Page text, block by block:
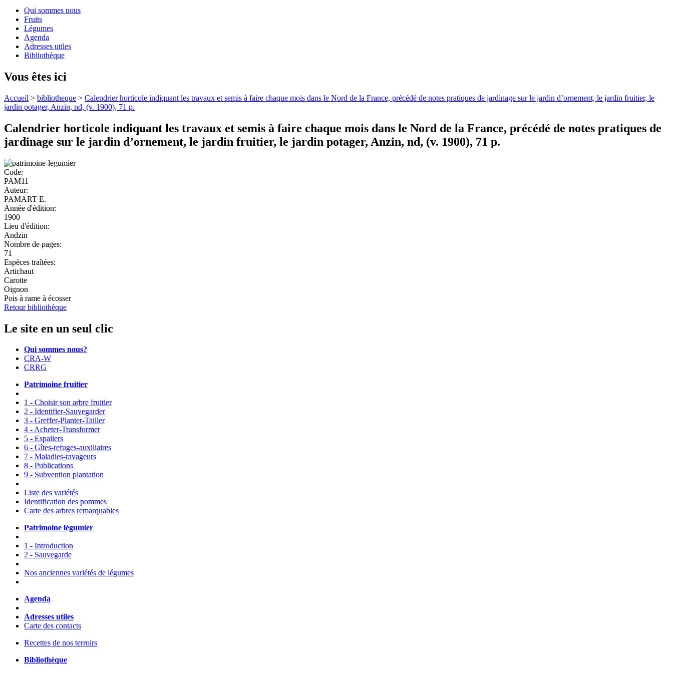
Qui sommes nous
Fruits
Légumes
Agenda
Adresses utiles
Bibliothèque
Vous êtes ici
Accueil > bibliotheque > Calendrier horticole indiquant les travaux et semis à faire chaque mois dans le Nord de la France, précédé de notes pratiques de jardinage sur le jardin d’ornement, le jardin fruitier, le
jardin potager, Anzin, nd, (v. 1900), 71 p.
Calendrier horticole indiquant les travaux et semis à faire chaque mois dans le Nord de la France, précédé de notes pratiques de
jardinage sur le jardin d’ornement, le jardin fruitier, le jardin potager, Anzin, nd, (v. 1900), 71 p.
Code:
PAM11
Auteur:
PAMART E.
Année d'édition:
1900
Lieu d'édition:
Andzin
Nombre de pages:
71
Espèces traîtées:
Artichaut
Carotte
Oignon
Pois à rame à écosser
Retour bibliothèque
Le site en un seul clic
Qui sommes nous?
CRA-W
CRRG
Patrimoine fruitier
1 - Choisir son arbre fruitier
2 - Identifier-Sauvegarder
3 - Greffer-Planter-Tailler
4 - Acheter-Transformer
5 - Espaliers
6 - Gîtes-refuges-auxiliaires
7 - Maladies-ravageurs
8 - Publications
9 - Subvention plantation
Liste des variétés
Identification des pommes
Carte des arbres remarquables
Patrimoine légumier
1 - Introduction
2 - Sauvegarde
Nos anciennes variétés de légumes
Agenda
Adresses utiles
Carte des contacts
Recettes de nos terroirs
Bibliothèque